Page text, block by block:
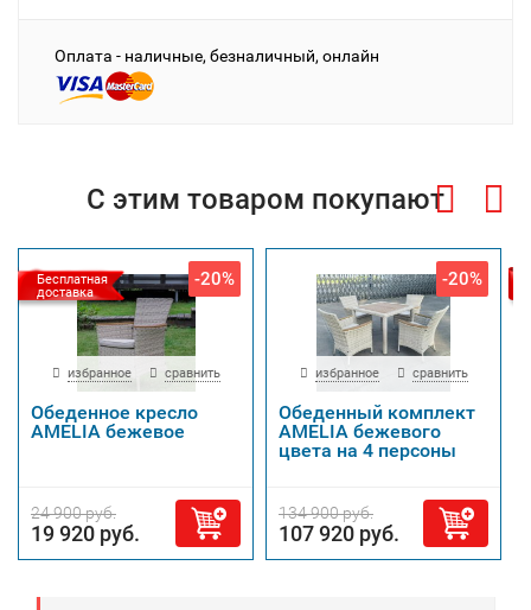
Оплата - наличные, безналичный, онлайн
С этим товаром покупают
Бесплатная
доставка
-20%
избранное сравнить
Обеденное кресло
AMELIA бежевое
24 900 руб.
19 920 руб.
-20%
избранное сравнить
Обеденный комплект
AMELIA бежевого
цвета на 4 персоны
134 900 руб.
107 920 руб.